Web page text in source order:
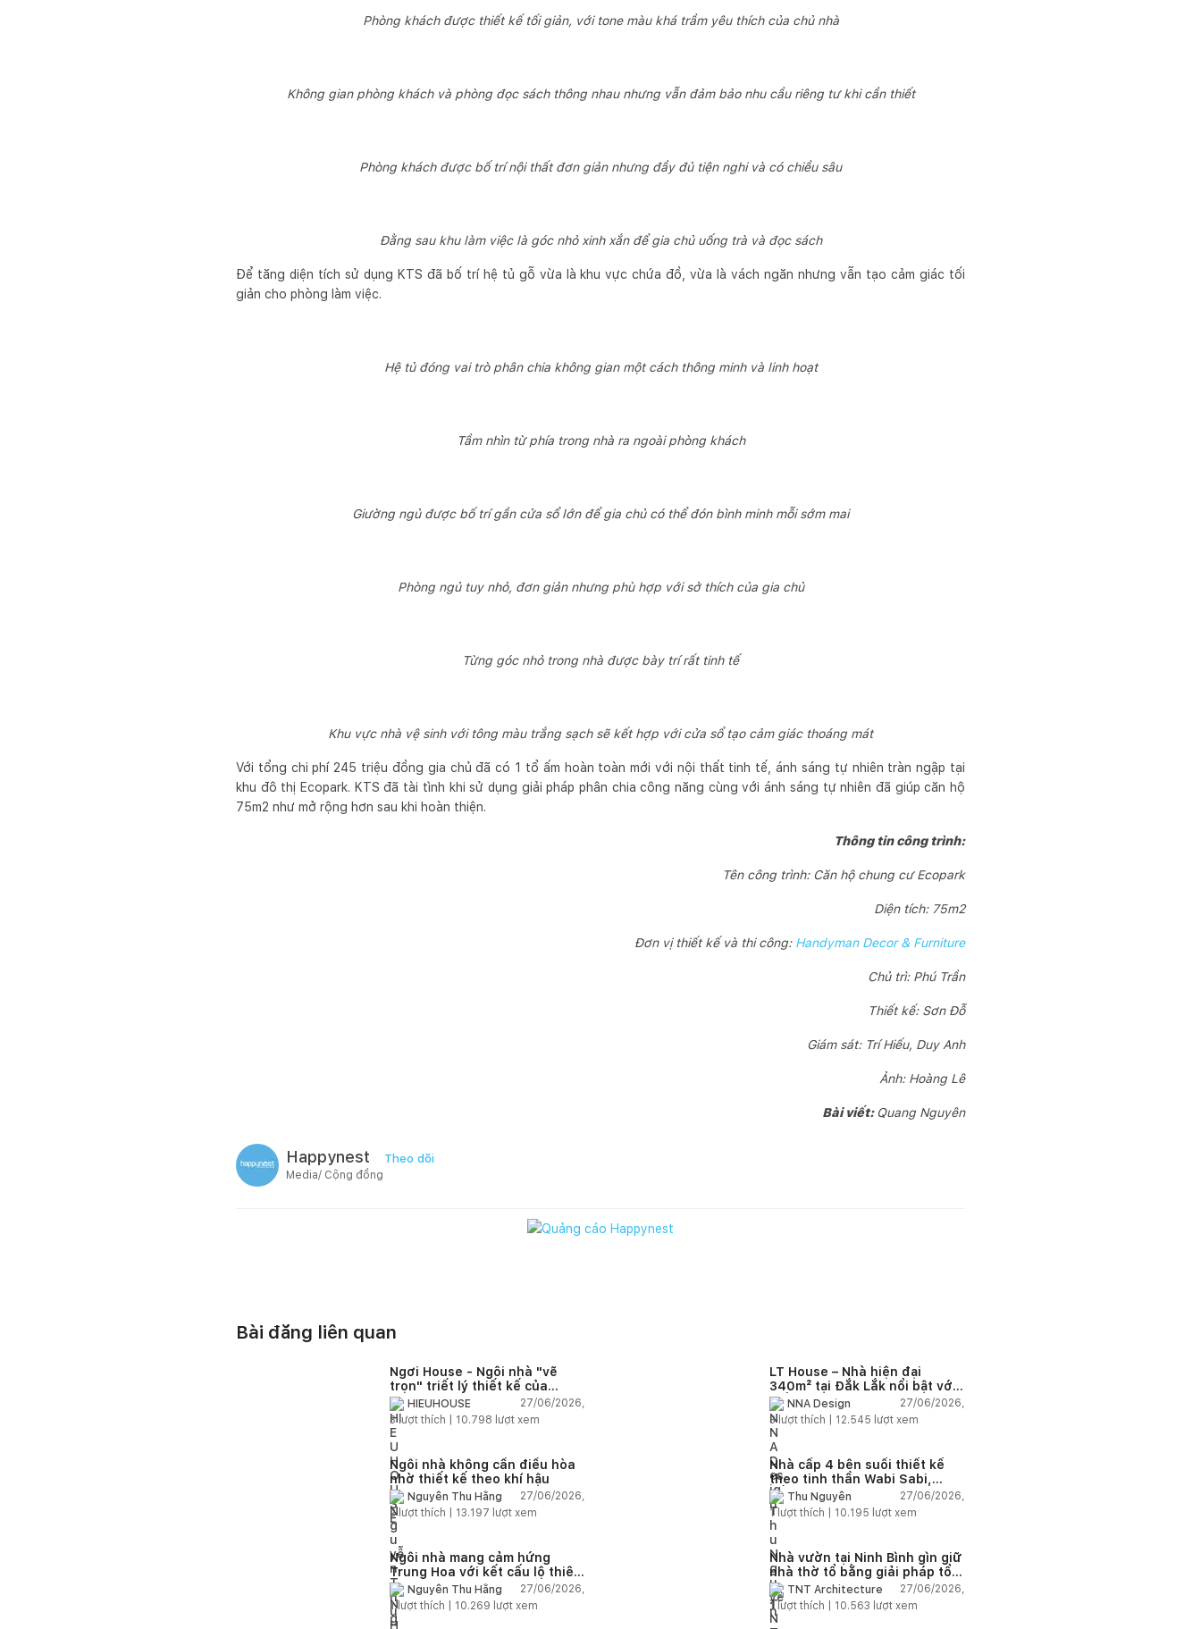
Phòng khách được thiết kế tối giản, với tone màu khá trầm yêu thích của chủ nhà
Không gian phòng khách và phòng đọc sách thông nhau nhưng vẫn đảm bảo nhu cầu riêng tư khi cần thiết
Phòng khách được bố trí nội thất đơn giản nhưng đầy đủ tiện nghi và có chiều sâu
Đằng sau khu làm việc là góc nhỏ xinh xắn để gia chủ uống trà và đọc sách
Để tăng diện tích sử dụng KTS đã bố trí hệ tủ gỗ vừa là khu vực chứa đồ, vừa là vách ngăn nhưng vẫn tạo cảm giác tối
giản cho phòng làm việc.
Hệ tủ đóng vai trò phân chia không gian một cách thông minh và linh hoạt
Tầm nhìn từ phía trong nhà ra ngoài phòng khách
Giường ngủ được bố trí gần cửa sổ lớn để gia chủ có thể đón bình minh mỗi sớm mai
Phòng ngủ tuy nhỏ, đơn giản nhưng phù hợp với sở thích của gia chủ
Từng góc nhỏ trong nhà được bày trí rất tinh tế
Khu vực nhà vệ sinh với tông màu trắng sạch sẽ kết hợp với cửa sổ tạo cảm giác thoáng mát
Với tổng chi phí 245 triệu đồng gia chủ đã có 1 tổ ấm hoàn toàn mới với nội thất tinh tế, ánh sáng tự nhiên tràn ngập tại
khu đô thị Ecopark. KTS đã tài tình khi sử dụng giải pháp phân chia công năng cùng với ánh sáng tự nhiên đã giúp căn hộ
75m2 như mở rộng hơn sau khi hoàn thiện.
Thông tin công trình:
Tên công trình: Căn hộ chung cư Ecopark
Diện tích: 75m2
Đơn vị thiết kế và thi công: Handyman Decor & Furniture
Chủ trì: Phú Trần
Thiết kế: Sơn Đỗ
Giám sát: Trí Hiếu, Duy Anh
Ảnh: Hoàng Lê
Bài viết: Quang Nguyên
Happynest Theo dõi
Media/ Cộng đồng
Bài đăng liên quan
Ngơi House - Ngôi nhà "vẽ
trọn" triết lý thiết kế của
HIEUHOUSE
HIEUHOUSE
27/06/2026,
3lượt thích | 10.798 lượt xem
LT House – Nhà hiện đại
340m² tại Đắk Lắk nổi bật với
kiến trúc mở và hệ sân vườn
kết nối thiên nhiên
NNA Design
27/06/2026,
3lượt thích | 12.545 lượt xem
Ngôi nhà không cần điều hòa
nhờ thiết kế theo khí hậu
Nguyễn Thu Hằng
27/06/2026,
2lượt thích | 13.197 lượt xem
Nhà cấp 4 bên suối thiết kế
theo tinh thần Wabi Sabi,
sống chậm giữa thiên nhiên
Thu Nguyễn
27/06/2026,
1 lượt thích | 10.195 lượt xem
Ngôi nhà mang cảm hứng
Trung Hoa với kết cấu lộ thiên
hiện đại
Nguyễn Thu Hằng
27/06/2026,
1lượt thích | 10.269 lượt xem
Nhà vườn tại Ninh Bình gìn giữ
nhà thờ tổ bằng giải pháp tổ
chức lại không gian
TNT Architecture
27/06/2026,
1lượt thích | 10.563 lượt xem